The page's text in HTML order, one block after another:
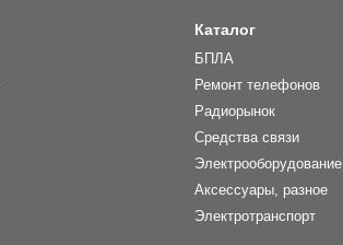
Каталог
БПЛА
Ремонт телефонов
Радиорынок
Средства связи
Электрооборудование
Аксессуары, разное
Электротранспорт